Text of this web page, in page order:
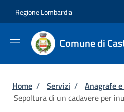
Regione Lombardia
Comune di
Briciole di pane
Home / Servizi / Anagrafe
Sepoltura di un cadavere per